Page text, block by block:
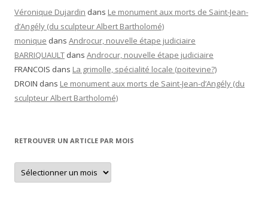
Véronique Dujardin dans Le monument aux morts de Saint-Jean-
d’Angély (du sculpteur Albert Bartholomé)
monique dans Androcur, nouvelle étape judiciaire
BARRIQUAULT dans Androcur, nouvelle étape judiciaire
FRANCOIS dans La grimolle, spécialité locale (poitevine?)
DROIN dans Le monument aux morts de Saint-Jean-d’Angély (du
sculpteur Albert Bartholomé)
RETROUVER UN ARTICLE PAR MOIS
Retrouver
un
article